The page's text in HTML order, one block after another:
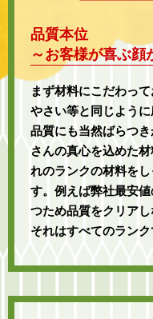
品質本位
～お客様が喜ぶ顔
まず材料にこだわっ
やさい等と同じよう
品質にも当然ばらつ
さんの真心を込めた
れのランクの材料を
す。例えば弊社最安
つため品質をクリアし
それはすべてのランク